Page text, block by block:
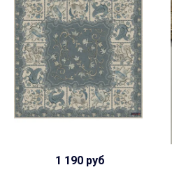
1 190 руб